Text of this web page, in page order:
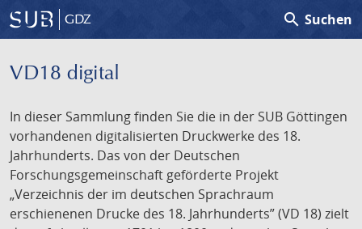
GDZ search Suchen
VD18 digital
In dieser Sammlung finden Sie die in der SUB Göttingen
vorhandenen digitalisierten Druckwerke des 18.
Jahrhunderts. Das von der Deutschen
Forschungsgemeinschaft geförderte Projekt
„Verzeichnis der im deutschen Sprachraum
erschienenen Drucke des 18. Jahrhunderts” (VD 18) zielt